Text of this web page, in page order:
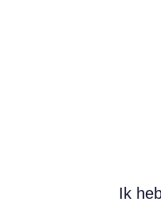
Ik